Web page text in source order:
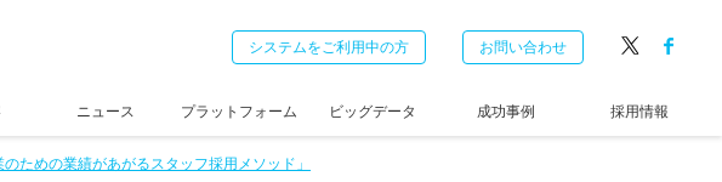
システムをご利用中の方 お問い合わせ
ニュース プラットフォーム ビッグデータ 成功事例 採用情報
ための業績があがるスタッフ採用メソッド」